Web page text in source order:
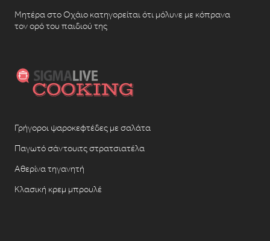
Μητέρα στο Οχάιο κατηγορείται ότι μόλυνε με κόπρανα
τον ορό του παιδιού της
Γρήγοροι ψαροκεφτέδες με σαλάτα
Παγωτό σάντουιτς στρατσιατέλα
Αθερίνα τηγανητή
Κλασική κρεμ μπρουλέ